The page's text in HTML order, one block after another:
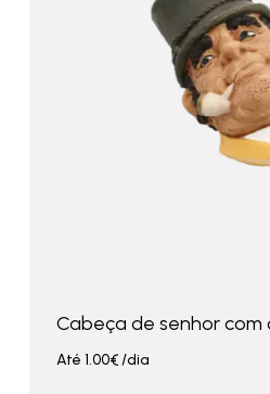
Cabeça de senhor com
Até 1.00€/dia